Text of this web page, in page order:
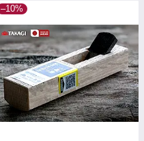
–10%